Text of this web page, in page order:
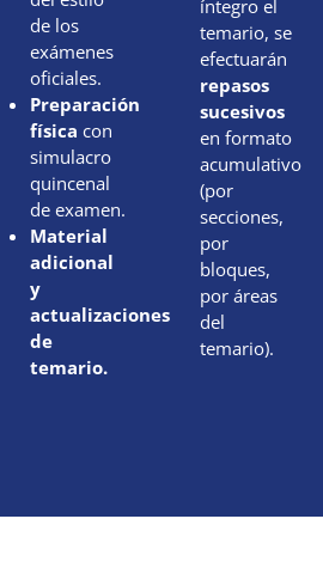
de los
exámenes
oficiales.
Preparación
física con
simulacro
quincenal
de examen.
Material
adicional
y
actualizaciones
de
temario.
íntegro el
temario, se
efectuarán
repasos
sucesivos
en formato
acumulativo
(por
secciones,
por
bloques,
por áreas
del
temario).